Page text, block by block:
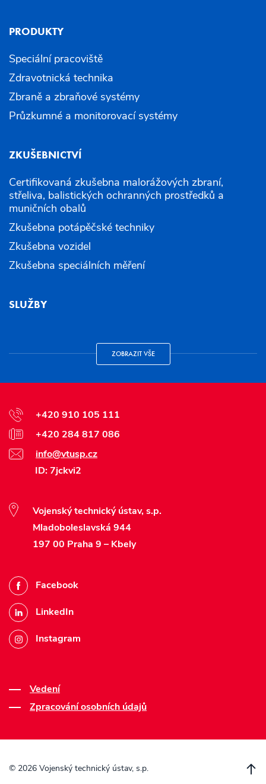
PRODUKTY
Speciální pracoviště
Zdravotnická technika
Zbraně a zbraňové systémy
Průzkumné a monitorovací systémy
ZKUŠEBNICTVÍ
Certifikovaná zkušebna malorážových zbraní,
střeliva, balistických ochranných prostředků a
muničních obalů
Zkušebna potápěčské techniky
Zkušebna vozidel
Zkušebna speciálních měření
SLUŽBY
ZOBRAZIT VŠE
+420 910 105 111
+420 284 817 086
info@vtusp.cz
ID: 7jckvi2
Vojenský technický ústav, s.p.
Mladoboleslavská 944
197 00 Praha 9 – Kbely
Facebook
LinkedIn
Instagram
Vedení
Zpracování osobních údajů
© 2026 Vojenský technický ústav, s.p.